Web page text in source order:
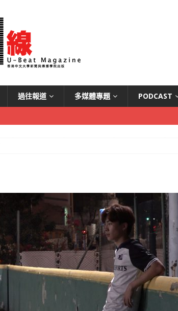
過往報道 多媒體專題 PODCAST